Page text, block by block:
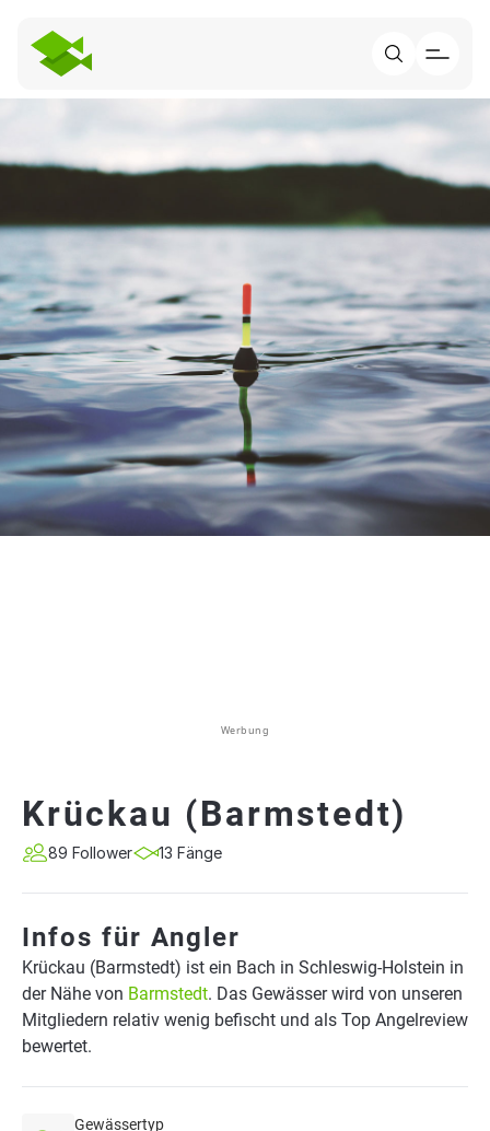
Werbung
Krückau (Barmstedt)
89 Follower 13 Fänge
Infos für Angler
Krückau (Barmstedt) ist ein Bach in Schleswig-Holstein in
der Nähe von Barmstedt. Das Gewässer wird von unseren
Mitgliedern relativ wenig befischt und als Top Angelreview
bewertet.
Gewässertyp